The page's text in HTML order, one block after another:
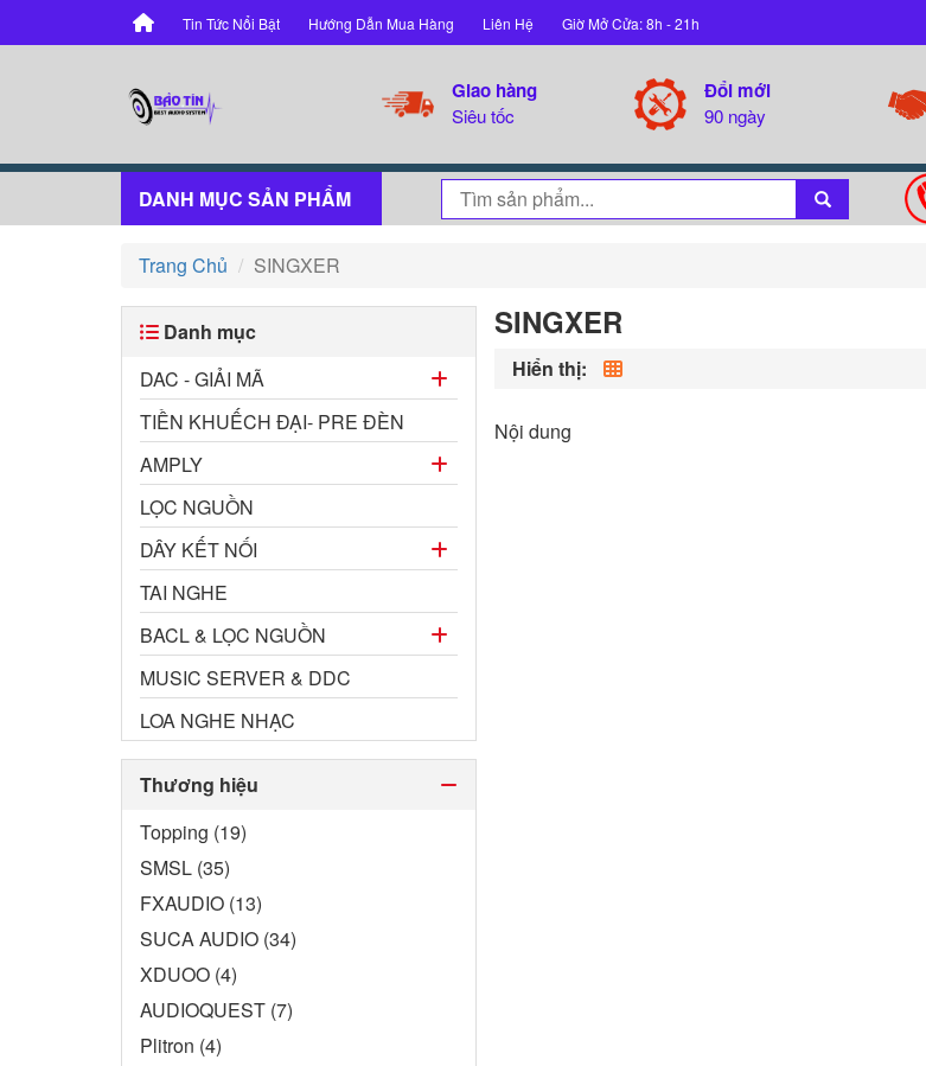
Tin Tức Nổi Bật Hướng Dẫn Mua Hàng Liên Hệ Giờ Mở Cửa: 8h - 21h
Giao hàng
Siêu tốc
Đổi mới
90 ngày
DANH MỤC SẢN PHẨM
Trang Chủ SINGXER
Danh mục
DAC - GIẢI MÃ
TIỀN KHUẾCH ĐẠI- PRE ĐÈN
AMPLY
LỌC NGUỒN
DÂY KẾT NỐI
TAI NGHE
BACL & LỌC NGUỒN
MUSIC SERVER & DDC
LOA NGHE NHẠC
Thương hiệu
Topping (19)
SMSL (35)
FXAUDIO (13)
SUCA AUDIO (34)
XDUOO (4)
AUDIOQUEST (7)
Plitron (4)
SINGXER
Hiển thị:
Nội dung